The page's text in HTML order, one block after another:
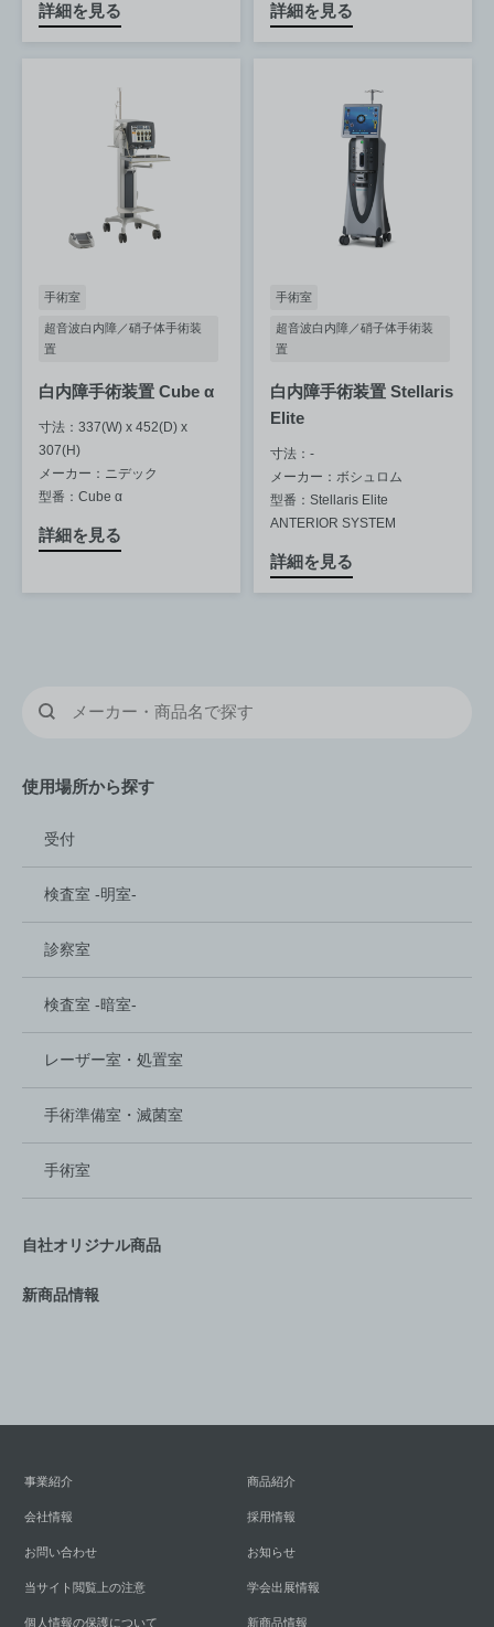
詳細を見る 詳細を見る
手術室
超音波白内障／硝子体手術装
置
白内障手術装置 Cube α
寸法：337(W) x 452(D) x
307(H)
メーカー：ニデック
型番：Cube α
詳細を見る
手術室
超音波白内障／硝子体手術装
置
白内障手術装置 Stellaris
Elite
寸法：-
メーカー：ボシュロム
型番：Stellaris Elite
ANTERIOR SYSTEM
詳細を見る
使用場所から探す
受付
検査室 -明室-
診察室
検査室 -暗室-
レーザー室‏・処置室
手術準備室・滅菌室
手術室
自社オリジナル商品
新商品情報
事業紹介 商品紹介
会社情報 採用情報
お問い合わせ お知らせ
当サイト閲覧上の注意 学会出展情報
個人情報の保護について 新商品情報